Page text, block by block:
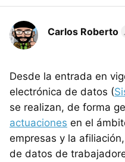
Carlos Roberto
Desde la entrada en
electrónica de datos (
se realizan, de forma
actuaciones en el
empresas y la
de datos de